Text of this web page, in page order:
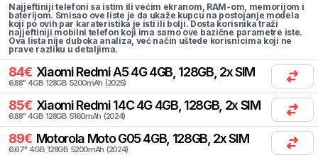
Najjeftiniji telefoni sa istim ili većim ekranom, RAM-om, memorijom i
baterijom. Smisao ove liste je da ukaže kupcu na postojanje modela
koji po ovih par karateristika je isti ili bolji. Dosta korisnika traži
najjeftiniji mobilni telefon koji ima samo ove bazične parametre iste.
Ova lista nije duboka analiza, već način uštede korisnicima koji ne
prave razliku u detaljima.
84€ Xiaomi Redmi A5 4G 4GB, 128GB, 2x SIM
6.88" 4GB 128GB 5200mAh (2025)
85€ Xiaomi Redmi 14C 4G 4GB, 128GB, 2x SIM
6.88" 4GB 128GB 5160mAh (2024)
89€ Motorola Moto G05 4GB, 128GB, 2x SIM
6.67" 4GB 128GB 5200mAh (2024)